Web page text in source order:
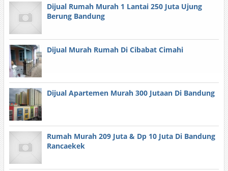
Dijual Rumah Murah 1 Lantai 250 Juta Ujung
Berung Bandung
Dijual Murah Rumah Di Cibabat Cimahi
Dijual Apartemen Murah 300 Jutaan Di Bandung
Rumah Murah 209 Juta & Dp 10 Juta Di Bandung
Rancaekek